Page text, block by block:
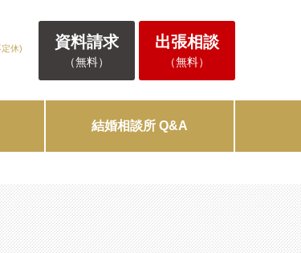
休) 資料請求
（無料）
出張相談
（無料）
結婚相談所 Q&A